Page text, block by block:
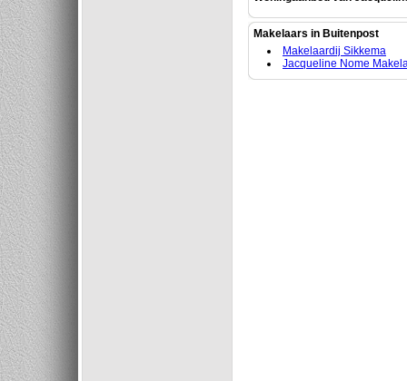
Makelaars in Buitenpost
Makelaardij Sikkema
Jacqueline Nome